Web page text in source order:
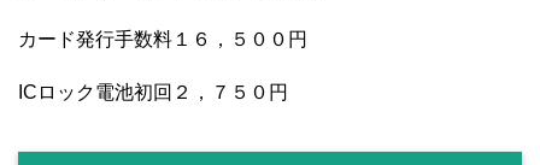
カード発行手数料１６，５００円
ICロック電池初回２，７５０円